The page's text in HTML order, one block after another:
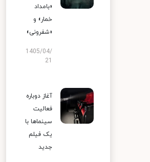
«بامداد
خمار» و
«شفرونی»
1405/04/
آغاز دوباره
فعالیت
سینماها با
یک فیلم
جدید